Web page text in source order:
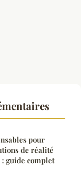
pour
de réalité
guide complet